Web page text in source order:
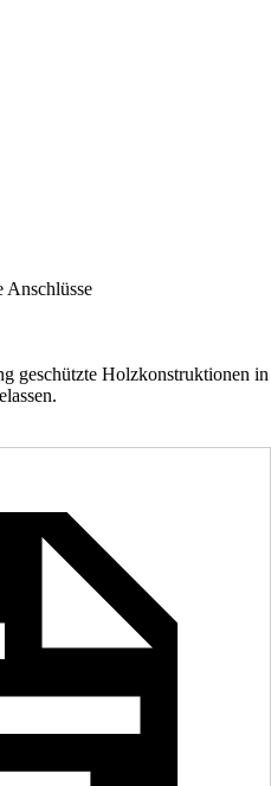
Anschlüsse
geschützte Holzkonstruktionen in